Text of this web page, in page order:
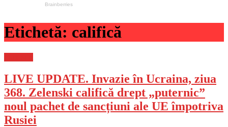
Etichetă: califică
LIVE UPDATE. Invazie în Ucraina, ziua
368. Zelenski califică drept „puternic”
noul pachet de sancțiuni ale UE împotriva
Rusiei